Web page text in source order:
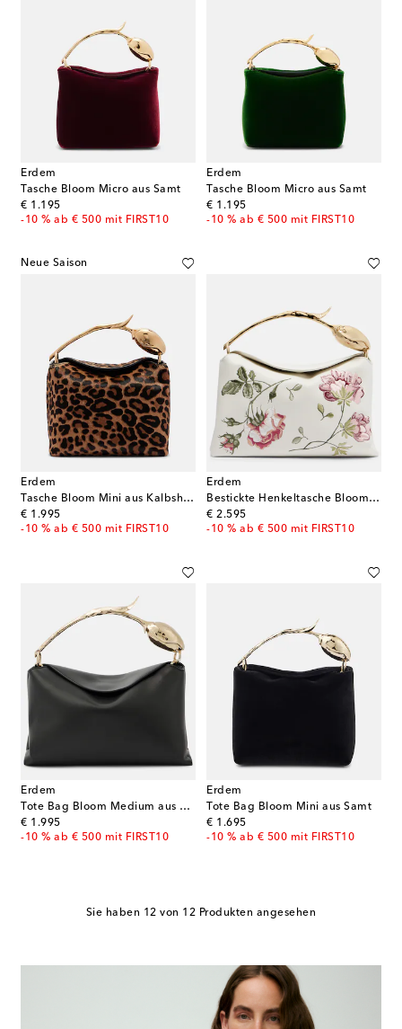
Erdem
Tasche Bloom Micro aus Samt
€ 1.195
original price
-10 % ab € 500 mit FIRST10
Erdem
Tasche Bloom Micro aus Samt
€ 1.195
original price
-10 % ab € 500 mit FIRST10
Neue Saison
Erdem
Tasche Bloom Mini aus Kalbshaar
€ 1.995
original price
-10 % ab € 500 mit FIRST10
Erdem
Bestickte Henkeltasche Bloom Medium aus Leder
€ 2.595
original price
-10 % ab € 500 mit FIRST10
Erdem
Tote Bag Bloom Medium aus Leder
€ 1.995
original price
-10 % ab € 500 mit FIRST10
Erdem
Tote Bag Bloom Mini aus Samt
€ 1.695
original price
-10 % ab € 500 mit FIRST10
Sie haben 12 von 12 Produkten angesehen